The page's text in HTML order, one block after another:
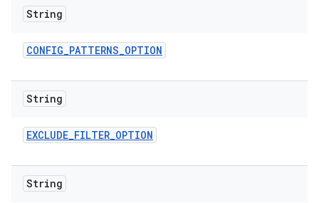
String
CONFIG_PATTERNS_OPTION
String
EXCLUDE_FILTER_OPTION
String